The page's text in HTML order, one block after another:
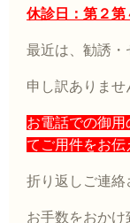
休診日：第２第
最近は、勧誘・
申し訳ありませ
お電話での御
てご用件をお伝
折り返しご連絡
お手数をおかけ